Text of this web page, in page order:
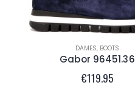
DAMES, BOOTS
Gabor 96451.36
€119.95